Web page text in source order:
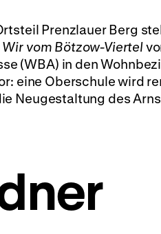
Prenzlauer Berg
Wir vom Bötzow-Viertel
(WBA) in den
eine Oberschule wird
Neugestaltung des